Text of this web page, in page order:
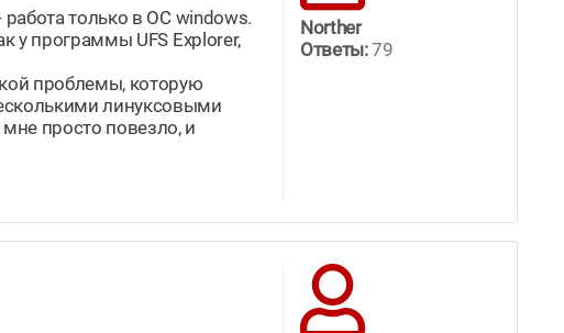
только в OC windows.
у программы UFS Explorer,
проблемы, которую
линуксовыми
просто повезло, и
Norther
Ответы:79